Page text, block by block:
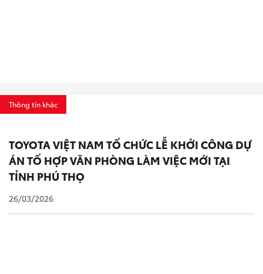
Thông tin khác
TOYOTA VIỆT NAM TỔ CHỨC LỄ KHỞI CÔNG DỰ
ÁN TỔ HỢP VĂN PHÒNG LÀM VIỆC MỚI TẠI
TỈNH PHÚ THỌ
26/03/2026